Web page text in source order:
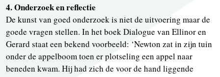
4. Onderzoek en reflectie
De kunst van goed onderzoek is niet de uitvoering maar de
goede vragen stellen. In het boek Dialogue van Ellinor en
Gerard staat een bekend voorbeeld: ‘Newton zat in zijn tuin
onder de appelboom toen er plotseling een appel naar
beneden kwam. Hij had zich de voor de hand liggende